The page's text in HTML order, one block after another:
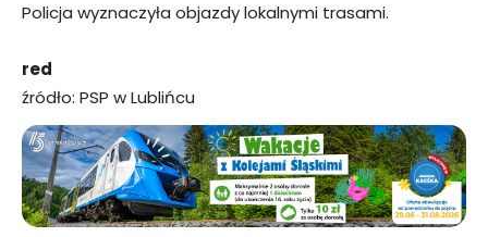
Policja wyznaczyła objazdy lokalnymi trasami.
red
źródło: PSP w Lublińcu